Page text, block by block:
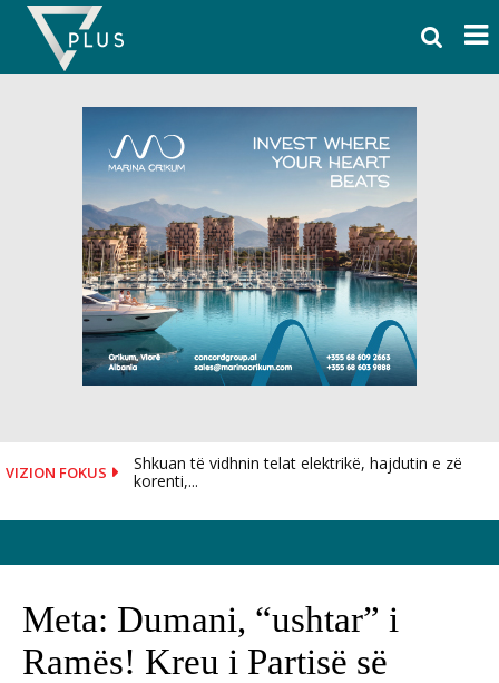
Skip
content
VIZION FOKUS
Shkuan të vidhnin telat elektrikë, hajdutin e zë
korenti,...
Meta: Dumani, “ushtar” i
Ramës! Kreu i Partisë së